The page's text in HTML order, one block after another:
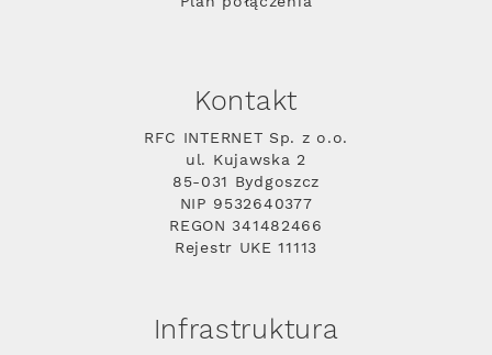
Kontakt
RFC INTERNET Sp. z o.o.
ul. Kujawska 2
85-031 Bydgoszcz
NIP 9532640377
REGON 341482466
Rejestr UKE 11113
Infrastruktura